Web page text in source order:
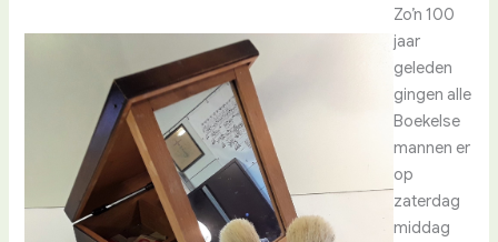
Zo’n 100
jaar
geleden
gingen alle
Boekelse
mannen er
op
zaterdag
middag